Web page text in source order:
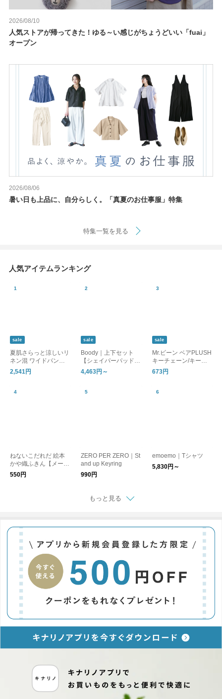
2026/08/10
人気ストアが帰ってきた！ゆる～い感じがちょうどいい「fuai」
オープン
2026/08/06
暑い日も上品に、自分らしく。「真夏のお仕事服」特集
特集一覧を見る
人気アイテムランキング
sale
夏肌さらっと涼しいリ
ネン混 ワイドパンツ /
洗える コットンリネ
ン ベイカーワイドパ
2,541円
sale
Boody｜上下セット
【シェイパーパッド付
ブラ】フルブリーフor
ミディブリーフ セッ
ラジャー パンツ ショ
4,463円～
sale
Mr.ビーン ベアPLUSH
キーチェーン/キーホ
ルダー
673円
ねないこだれだ 絵本
かや織ふきん【メール
便可】
550円
ZERO PER ZERO｜St
and up Keyring
990円
emoemo｜Tシャツ
5,830円～
もっと見る